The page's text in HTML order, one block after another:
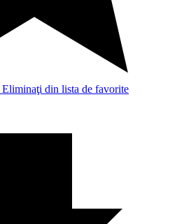
Eliminaţi din lista de favorite